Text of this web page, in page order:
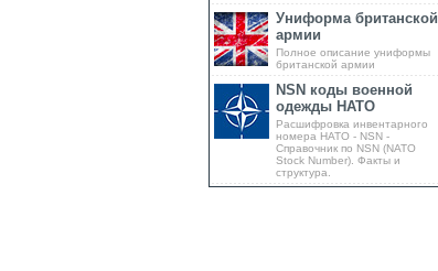
Униформа британской
армии
Полное описание униформы
британской армии
NSN коды военной
одежды НАТО
Расшифровка инвентарного
номера НАТО - NSN -
Справочник по NSN (NATO
Stock Number). Факты и
структура.